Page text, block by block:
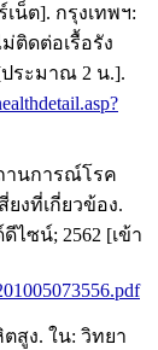
น็ต]. กรุงเทพฯ:
ติดต่อเรื้อรัง
[ประมาณ 2 น.].
านการณ์โรค
ยงที่เกี่ยวข้อง.
ไซน์; 2562 [เข้า
สูง. ใน: วิทยา